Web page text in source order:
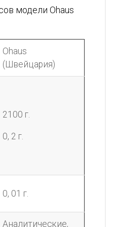
модели Ohaus
Ohaus
(Швейцария)
2100 г.
0, 2 г.
0, 01 г.
Аналитические,